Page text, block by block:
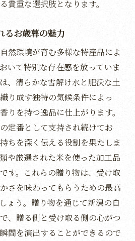
たらすお歳暮の贅沢さ
誇りを贈るお歳暮
で彩る贅沢なお歳暮
化である米を贈る意味
魅力を引き出すお歳暮の選
のお歳暮で四季の美しさを共
楽しむ新潟のお歳暮
潟の美を贈る
彩るお歳暮の選び方
潟の風景をお歳暮で楽しむ
感じる特産品の贈り方
貴重な選択肢となります。
るお歳暮の魅力
然環境が育む多様な特産品によ
いて特別な存在感を放っていま
、清らかな雪解け水と肥沃な土
り成す独特の気候条件によっ
りを持つ逸品に仕上がります。
定番として支持され続けてお
ちを深く伝える役割を果たしま
や厳選された米を使った加工品
す。これらの贈り物は、受け取
さを味わってもらうための最高
ょう。贈り物を通じて新潟の自
、贈る側と受け取る側の心がつ
間を演出することができるので